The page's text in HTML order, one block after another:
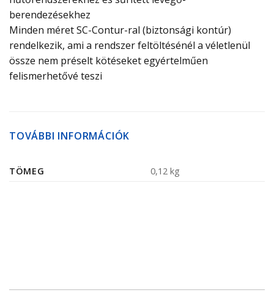
berendezésekhez
Minden méret SC-Contur-ral (biztonsági kontúr)
rendelkezik, ami a rendszer feltöltésénél a véletlenül
össze nem préselt kötéseket egyértelműen
felismerhetővé teszi
TOVÁBBI INFORMÁCIÓK
TÖMEG 0,12 kg